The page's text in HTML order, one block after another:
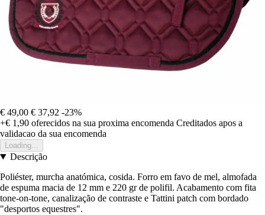
€ 49,00 € 37,92 -23%
+€ 1,90 oferecidos na sua proxima encomenda Creditados apos a
validacao da sua encomenda
Loading...
Descrição
Poliéster, murcha anatómica, cosida. Forro em favo de mel, almofada
de espuma macia de 12 mm e 220 gr de polifil. Acabamento com fita
tone-on-tone, canalização de contraste e Tattini patch com bordado
"desportos equestres".